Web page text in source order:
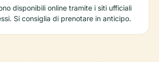
disponibili online tramite i siti ufficiali
Si consiglia di prenotare in anticipo.